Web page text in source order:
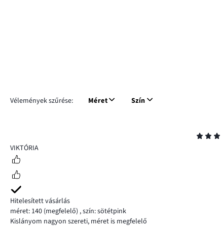
Vélemények szűrése: Méret Szín
5
VIKTÓRIA
Hitelesített vásárlás
méret: 140 (megfelelő) ,szín: sötétpink
Kislányom nagyon szereti, méret is megfelelő